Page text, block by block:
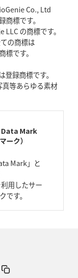
いた自分のホーム」
ウスは「皆に開かれ
ド丸ごと計測機器」の
ランドのフレア（閃
Co., Ltd
商標です。
の商標です。
の商標は
です。
録商標です。
等あらゆる素材
Mark
ーク）
Mark」と
用したサー
です。